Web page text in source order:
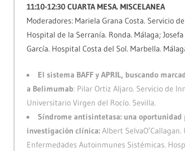
11:10-12:30 CUARTA MESA. MISCELANEA
Moderadores: Mariela Grana Costa. Servicio
Hospital de la Serranía. Ronda. Málaga;
García. Hospital Costa del Sol. Marbella.
El sistema BAFF y APRIL, buscando
a Belimumab: Pilar Ortiz Aljaro. Servicio de
Universitario Virgen del Rocío. Sevilla.
Síndrome antisintetasa: una oportunidad
investigación clínica:Albert SelvaO’Callagan.
Enfermedades Autoinmunes Sistémicas.